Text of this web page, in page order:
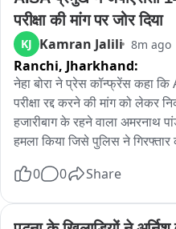
परीक्षा की मांग पर जोर दिया
KJ Kamran Jalili 8m ago
Ranchi, Jharkhand:
नेहा बोरा ने प्रेस कॉन्फ्रेंस कहा
परीक्षा रद्द करने की मांग को लेकर
हजारीबाग के रहने वाला अमरनाथ
हमला किया जिसे पुलिस ने
जयपाल सिंह मुंडा स्टेडियम में बैठे
मांग के साथ हम है उसके साथ ही
0 0 Share